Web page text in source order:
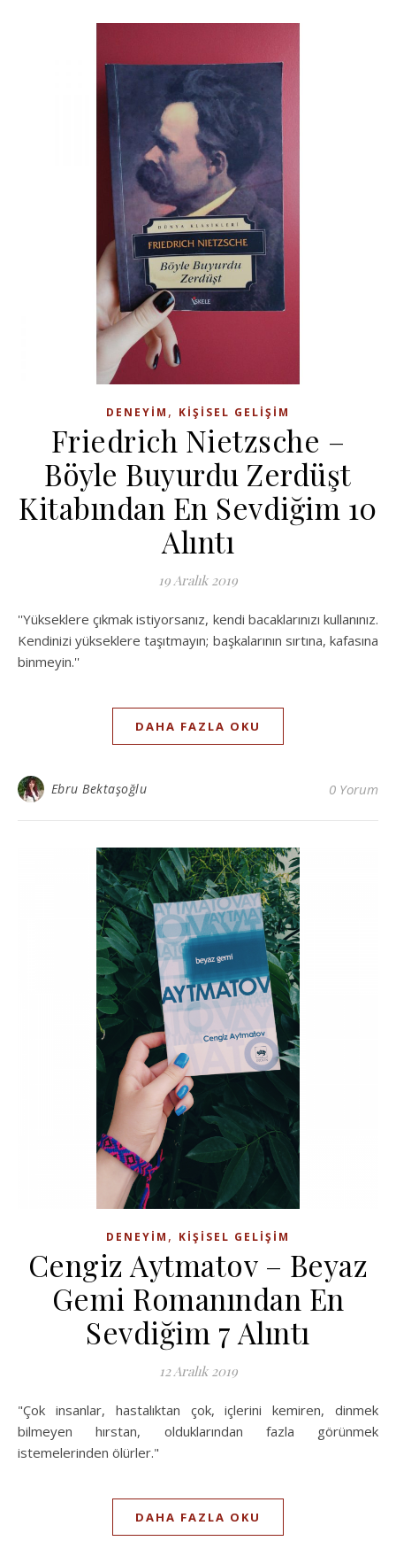
DENEYIM , KIŞISEL GELIŞIM
Friedrich Nietzsche –
Böyle Buyurdu Zerdüşt
Kitabından En Sevdiğim 10
Alıntı
19 Aralık 2019
''Yükseklere çıkmak istiyorsanız, kendi bacaklarınızı kullanınız.
Kendinizi yükseklere taşıtmayın; başkalarının sırtına, kafasına
binmeyin.''
DAHA FAZLA OKU
Ebru Bektaşoğlu 0 Yorum
DENEYIM , KIŞISEL GELIŞIM
Cengiz Aytmatov – Beyaz
Gemi Romanından En
Sevdiğim 7 Alıntı
12 Aralık 2019
"Çok insanlar, hastalıktan çok, içlerini kemiren, dinmek
bilmeyen hırstan, olduklarından fazla görünmek
istemelerinden ölürler."
DAHA FAZLA OKU